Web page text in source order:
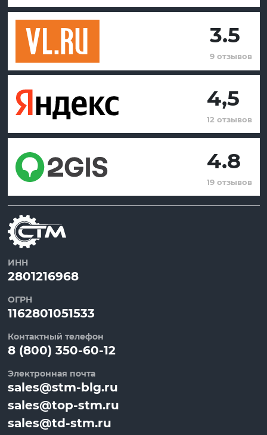
3.5
9 отзывов
4,5
12 отзывов
4.8
19 отзывов
ИНН
2801216968
ОГРН
1162801051533
Контактный телефон
8 (800) 350-60-12
Электронная почта
sales@stm-blg.ru
sales@top-stm.ru
sales@td-stm.ru